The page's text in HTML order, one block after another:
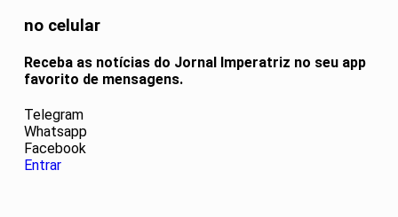
no celular
Receba as notícias do Jornal Imperatriz no seu app
favorito de mensagens.
Telegram
Whatsapp
Facebook
Entrar